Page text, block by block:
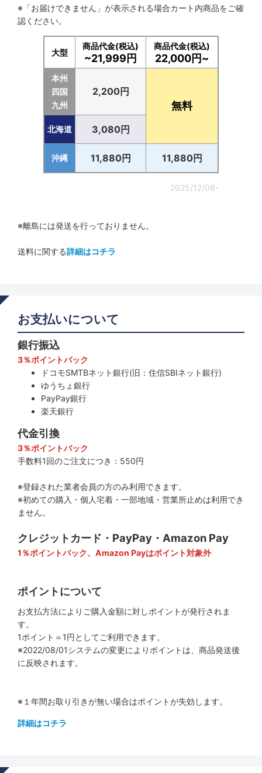
※「お届けできません」が表示される場合カート内商品をご確
認ください。
大型
商品代金(税込)
~21,999円
商品代金(税込)
22,000円~
本州
四国
九州
2,200円
無料
北海道 3,080円
沖縄 11,880円 11,880円
2025/12/08-
※離島には発送を行っておりません。
送料に関する詳細はコチラ
お支払いについて
銀行振込
3％ポイントバック
ドコモSMTBネット銀行(旧：住信SBIネット銀行)
ゆうちょ銀行
PayPay銀行
楽天銀行
代金引換
3％ポイントバック
手数料1回のご注文につき：550円
※登録された業者会員の方のみ利用できます。
※初めての購入・個人宅着・一部地域・営業所止めは利用でき
ません。
クレジットカード・PayPay・Amazon Pay
1％ポイントバック、Amazon Payはポイント対象外
ポイントについて
お支払方法によりご購入金額に対しポイントが発行されま
す。
1ポイント＝1円としてご利用できます。
※2022/08/01システムの変更によりポイントは、商品発送後
に反映されます。
※１年間お取り引きが無い場合はポイントが失効します。
詳細はコチラ